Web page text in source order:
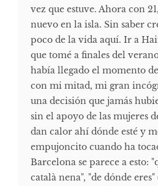
vez que estuve. Ahora con
nuevo en la isla. Sin saber
poco de la vida aquí. Ir a
que tomé a finales del
había llegado el momento
con mi mitad, mi gran
una decisión que jamás
sin el apoyo de las mujeres
dan calor ahí dónde esté y
empujoncito cuando ha
Barcelona se parece a esto:
català nena", "de dónde eres"